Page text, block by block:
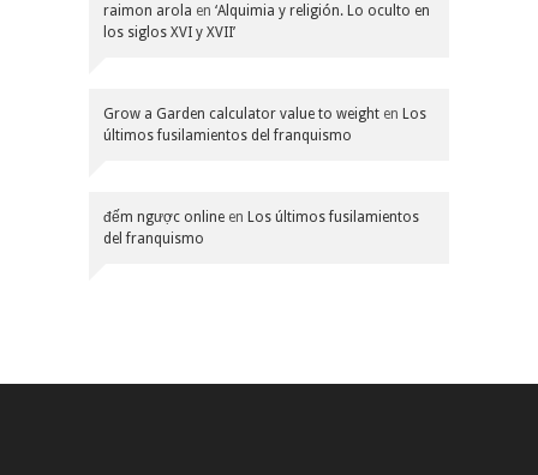
raimon arola en ‘Alquimia y religión. Lo oculto en
los siglos XVI y XVII’
Grow a Garden calculator value to weight en Los
últimos fusilamientos del franquismo
đếm ngược online en Los últimos fusilamientos
del franquismo